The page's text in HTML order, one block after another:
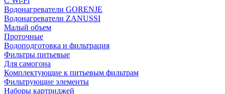
Водонагреватели GORENJE
Водонагреватели ZANUSSI
Малый объем
Проточные
Водоподготовка и фильтрация
Фильтры питьевые
Для самогона
Комплектующие к питьевым фильтрам
Фильтрующие элементы
Наборы картриджей